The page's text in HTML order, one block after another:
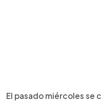
El pasado miércoles se